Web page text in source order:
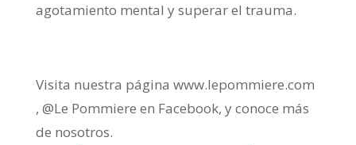
agotamiento mental y superar el trauma.
Visita nuestra página www.lepommiere.com
, @Le Pommiere en Facebook, y conoce más
de nosotros.